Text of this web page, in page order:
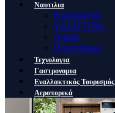
Ναυτιλια
Κρουαζιερα
YACHTING
Λιμανι
Ποντοπορος
Τεχνολογια
Γαστρονομια
Εναλλακτικός Τουρισμός
Αεροπορικά